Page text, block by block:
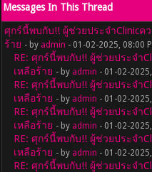
Messages In This Thread
ศุกร์นี้พบกับ!! ผู้ช่วยประจำClinicค
ร้าย - by admin - 01-02-2025, 08:00
RE: ศุกร์นี้พบกับ!! ผู้ช่วยประจำ
เหลือร้าย - by admin - 01-02-
RE: ศุกร์นี้พบกับ!! ผู้ช่วยประจำ
เหลือร้าย - by admin - 01-02-
RE: ศุกร์นี้พบกับ!! ผู้ช่วยประจำ
เหลือร้าย - by admin - 01-02-
RE: ศุกร์นี้พบกับ!! ผู้ช่วยประจำ
เหลือร้าย - by admin - 01-02-
RE: ศุกร์นี้พบกับ!! ผู้ช่วยประจำ